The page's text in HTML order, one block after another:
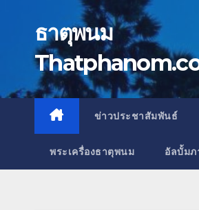
contentธาตุพนม
ข่าวประชาสัมพันธ์
พระเครื่องธาตุพนม อัลบั้ม